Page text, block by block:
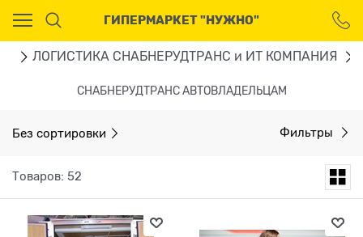
ГИПЕРМАРКЕТ "НУЖНО"
ЛОГИСТИКА СНАБНЕРУДТРАНС и ИТ КОМПАНИЯ
СНАБНЕРУДТРАНС АВТОВЛАДЕЛЬЦАМ
Без сортировки Фильтры
Товаров: 52
Ваш город - Москва,
угадали?
ДА НЕТ